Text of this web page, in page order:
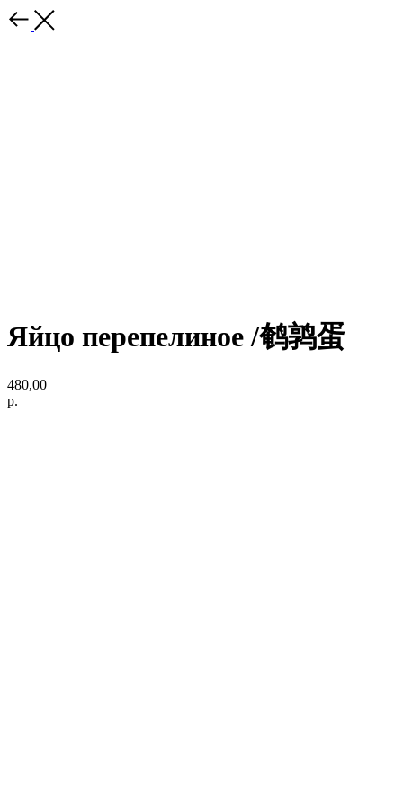
Яйцо перепелиное /鹌鹑蛋
480,00
р.